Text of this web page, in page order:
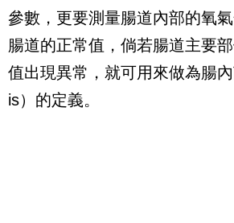
參數，更要測量腸道內部的氧
腸道的正常值，倘若腸道主要
值出現異常，就可用來做為腸
is）的定義。